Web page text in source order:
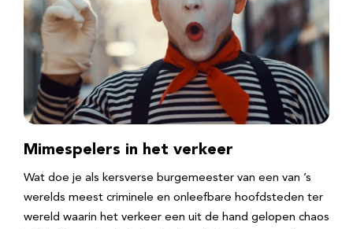
Mimespelers in het verkeer
Wat doe je als kersverse burgemeester van een van ’s
werelds meest criminele en onleefbare hoofdsteden ter
wereld waarin het verkeer een uit de hand gelopen chaos